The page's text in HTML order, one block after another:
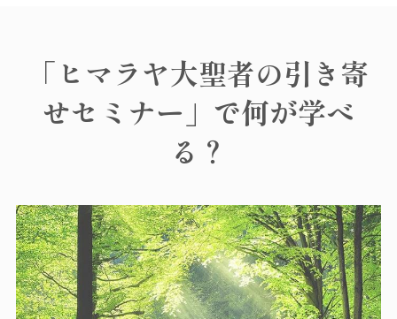
「ヒマラヤ大聖者の引き寄
せセミナー」で何が学べ
る？